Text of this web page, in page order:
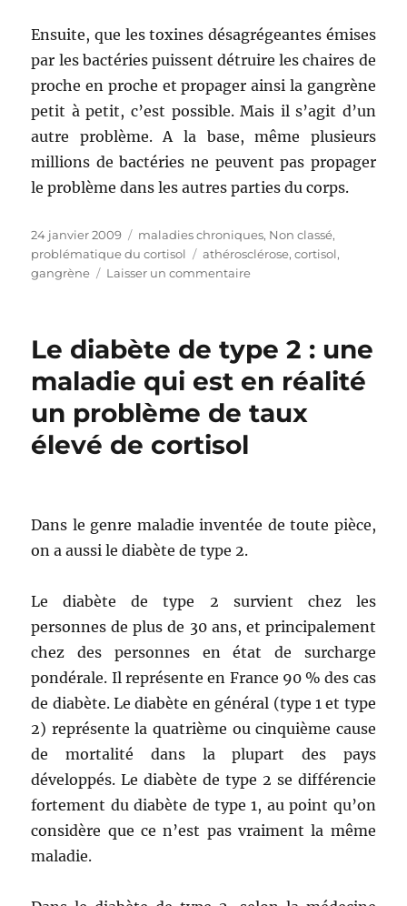
Ensuite, que les toxines désagrégeantes émises
par les bactéries puissent détruire les chaires de
proche en proche et propager ainsi la gangrène
petit à petit, c’est possible. Mais il s’agit d’un
autre problème. A la base, même plusieurs
millions de bactéries ne peuvent pas propager
le problème dans les autres parties du corps.
Publié
le
24 janvier 2009 Catégories
maladies chroniques, Non classé,
problématique du cortisol
Étiquettes
athérosclérose,cortisol,
gangrène
Laisser un commentaire
de
l’athérosclérose
au
niveau
des
de
Le diabète de type 2 : une
maladie qui est en réalité
un problème de taux
élevé de cortisol
Dans le genre maladie inventée de toute pièce,
on a aussi le diabète de type 2.
Le diabète de type 2 survient chez les
personnes de plus de 30 ans, et principalement
chez des personnes en état de surcharge
pondérale. Il représente en France 90 % des cas
de diabète. Le diabète en général (type 1 et type
2) représente la quatrième ou cinquième cause
de mortalité dans la plupart des pays
développés. Le diabète de type 2 se différencie
fortement du diabète de type 1, au point qu’on
considère que ce n’est pas vraiment la même
maladie.